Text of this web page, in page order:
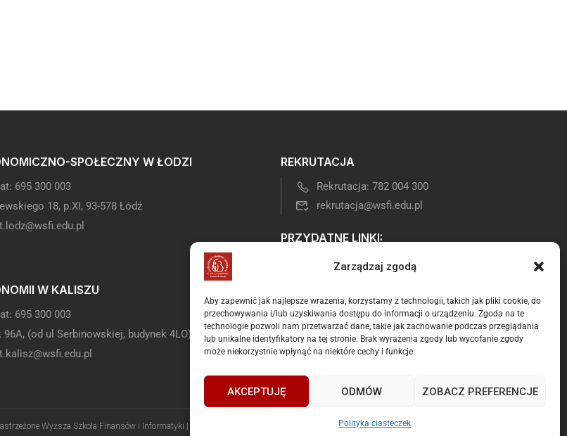
Zarządzaj zgodą
Aby zapewnić jak najlepsze wrażenia, korzystamy z technologii, takich jak pliki cookie, do
przechowywania i/lub uzyskiwania dostępu do informacji o urządzeniu. Zgoda na te
technologie pozwoli nam przetwarzać dane, takie jak zachowanie podczas przeglądania
lub unikalne identyfikatory na tej stronie. Brak wyrażenia zgody lub wycofanie zgody
może niekorzystnie wpłynąć na niektóre cechy i funkcje.
AKCEPTUJĘ ODMÓW ZOBACZ PREFERENCJE
Polityka ciasteczek
SPOŁECZNY W ŁODZI
695 300 003
18, p.XI, 93-578 Łódź
W KALISZU
695 300 003
96A, (od ul Serbinowskiej, budynek 4LO) 62-800 Kalisz
REKRUTACJA
Rekrutacja: 782 004 300
rekrutacja@wsfi.edu.pl
PRZYDATNE LINKI:
Biuletyn Informacji Publicznej
Oferta Kalisz
Oferta On-Line
E-dziekanat:
Wyższa Szkoła Finansów i Informatyki | Wykonał Grafpro